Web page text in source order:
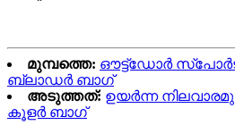
മുമ്പത്തെ: ഔട്ട്ഡോർ
ബ്ലാഡർ ബാഗ്
അടുത്തത്: ഉയർന്ന
കൂളർ ബാഗ്